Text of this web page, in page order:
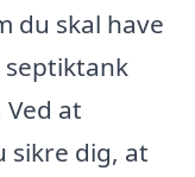
du skal have
at
sikre dig, at